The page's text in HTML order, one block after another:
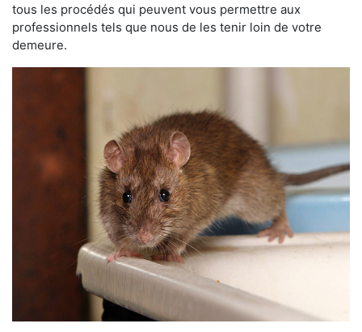
tous les procédés qui peuvent vous permettre aux
professionnels tels que nous de les tenir loin de votre
demeure.